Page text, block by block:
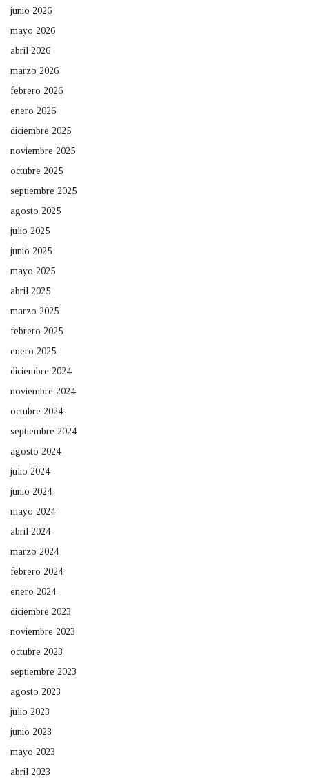
junio 2026
mayo 2026
abril 2026
marzo 2026
febrero 2026
enero 2026
diciembre 2025
noviembre 2025
octubre 2025
septiembre 2025
agosto 2025
julio 2025
junio 2025
mayo 2025
abril 2025
marzo 2025
febrero 2025
enero 2025
diciembre 2024
noviembre 2024
octubre 2024
septiembre 2024
agosto 2024
julio 2024
junio 2024
mayo 2024
abril 2024
marzo 2024
febrero 2024
enero 2024
diciembre 2023
noviembre 2023
octubre 2023
septiembre 2023
agosto 2023
julio 2023
junio 2023
mayo 2023
abril 2023